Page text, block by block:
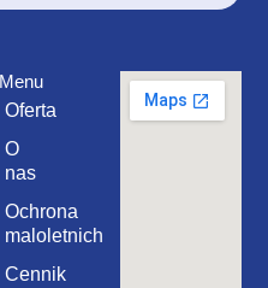
Menu
Oferta
O
nas
Ochrona
maloletnich
Cennik